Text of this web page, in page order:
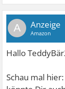
A